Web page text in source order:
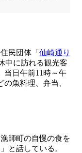
民団体「 仙崎通り
中に訪れる観光客
当日午前11時～午
魚料理、弁当、
師町の自慢の食を
と話している。